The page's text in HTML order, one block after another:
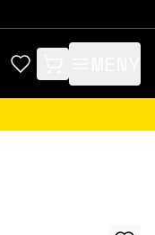
items in cart, view